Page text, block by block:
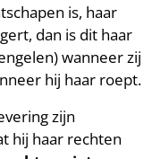
is, haar
dan is dit haar
wanneer zij
hij haar roept.
zijn
hij haar rechten